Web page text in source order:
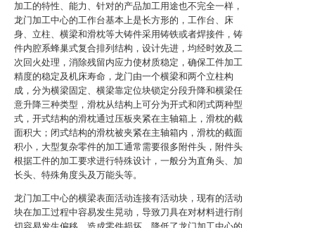
加工的特性、能力、针对的产品加工用途也不完全一样，
龙门加工中心的工作台基本上是长方形的，工作台、床
身、立柱、横梁和滑枕等大铸件采用铸铁或者焊接件，铸
件内腔系蜂巢式复合排列结构，设计先进，均经时效及二
次回火处理，消除残留内应力使材质稳定，确保工件加工
精度的稳定及机床寿命，龙门由一个横梁和两个立柱构
成，分为横梁固定、横梁靠定位块锁定分段升降和横梁任
意升降三种类型，滑枕从结构上可分为开式和闭式两种型
式，开式结构的滑枕通过压板夹紧在主轴箱上，滑枕的截
面积大；闭式结构的滑枕被夹紧在主轴箱内，滑枕的截面
积小，大型复杂零件的加工通常需要很多附件头，附件头
根据工件的加工要求进行特殊设计，一般分为直角头、加
长头、特殊角度头及万能头等。
龙门加工中心的横梁表面活动连接有活动块，现有的活动
块在加工过程中容易发生晃动，导致刀具在对材料进行削